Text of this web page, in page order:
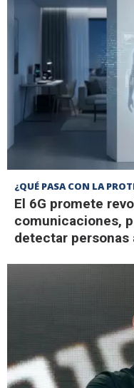
¿QUÉ PASA CON LA
El 6G promete
comunicaciones,
detectar personas